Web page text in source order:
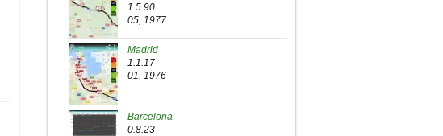
1.5.90
05, 1977
Madrid
1.1.17
01, 1976
Barcelona
0.8.23